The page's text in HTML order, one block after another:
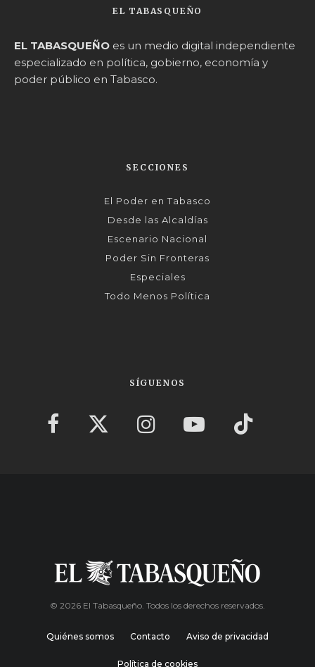
EL TABASQUEÑO
EL TABASQUEÑO es un medio digital independiente
especializado en política, gobierno, economía y
poder público en Tabasco.
SECCIONES
El Poder en Tabasco
Desde las Alcaldías
Escenario Nacional
Poder Sin Fronteras
Especiales
Todo Menos Política
SÍGUENOS
© 2026 El Tabasqueño. Todos los derechos reservados.
Quiénes somos Contacto Aviso de privacidad
Política de cookies